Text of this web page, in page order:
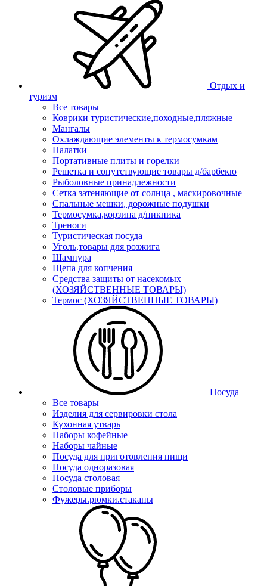
Отдых и
туризм
Все товары
Коврики туристические,походные,пляжные
Мангалы
Охлаждающие элементы к термосумкам
Палатки
Портативные плиты и горелки
Решетка и сопутствующие товары д/барбекю
Рыболовные принадлежности
Сетка затеняющие от солнца , маскировочные
Спальные мешки, дорожные подушки
Термосумка,корзина д/пикника
Треноги
Туристическая посуда
Уголь,товары для розжига
Шампура
Щепа для копчения
Средства защиты от насекомых
(ХОЗЯЙСТВЕННЫЕ ТОВАРЫ)
Термос (ХОЗЯЙСТВЕННЫЕ ТОВАРЫ)
Посуда
Все товары
Изделия для сервировки стола
Кухонная утварь
Наборы кофейные
Наборы чайные
Посуда для приготовления пищи
Посуда одноразовая
Посуда столовая
Столовые приборы
Фужеры.рюмки.стаканы